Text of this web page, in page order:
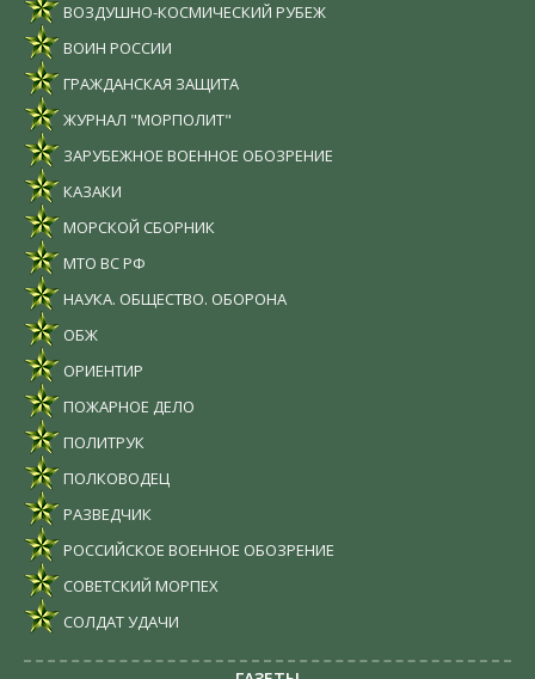
ВОЗДУШНО-КОСМИЧЕСКИЙ РУБЕЖ
ВОИН РОССИИ
ГРАЖДАНСКАЯ ЗАЩИТА
ЖУРНАЛ "МОРПОЛИТ"
ЗАРУБЕЖНОЕ ВОЕННОЕ ОБОЗРЕНИЕ
КАЗАКИ
МОРСКОЙ СБОРНИК
МТО ВС РФ
НАУКА. ОБЩЕСТВО. ОБОРОНА
ОБЖ
ОРИЕНТИР
ПОЖАРНОЕ ДЕЛО
ПОЛИТРУК
ПОЛКОВОДЕЦ
РАЗВЕДЧИК
РОССИЙСКОЕ ВОЕННОЕ ОБОЗРЕНИЕ
СОВЕТСКИЙ МОРПЕХ
СОЛДАТ УДАЧИ